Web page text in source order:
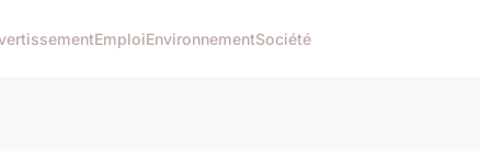
EmploiEnvironnementSociété